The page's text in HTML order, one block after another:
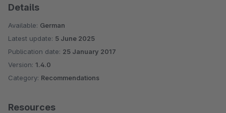
Details
Available: German
Latest update: 5 June 2025
Publication date: 25 January 2017
Version: 1.4.0
Category: Recommendations
Resources